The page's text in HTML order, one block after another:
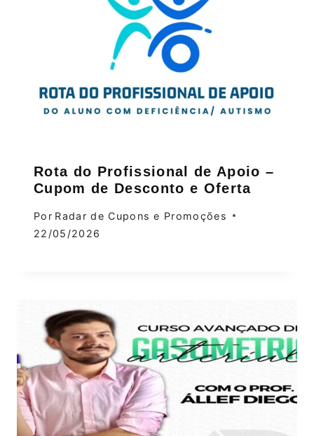
Rota do Profissional de Apoio –
Cupom de Desconto e Oferta
Por Radar de Cupons e Promoções
22/05/2026